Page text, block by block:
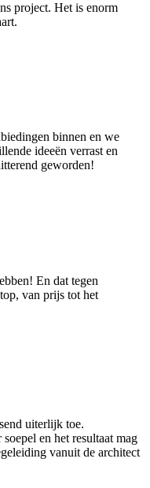
project. Het is enorm
binnen en we
ideeën verrast en
geworden!
En dat tegen
van prijs tot het
uiterlijk toe.
en het resultaat mag
vanuit de architect